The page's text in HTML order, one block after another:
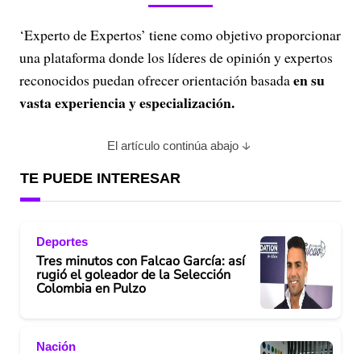
‘Experto de Expertos’ tiene como objetivo proporcionar
una plataforma donde los líderes de opinión y expertos
reconocidos puedan ofrecer orientación basadaen su
vasta experiencia y especialización.
El artículo continúa abajo
TE PUEDE INTERESAR
Deportes
Tres minutos con Falcao García: así
rugió el goleador de la Selección
Colombia en Pulzo
Nación